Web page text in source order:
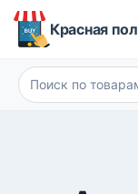
Перейти
Красная
Искать: